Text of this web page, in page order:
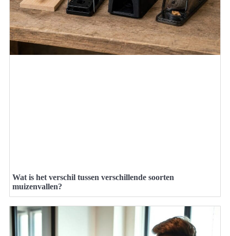
Wat is het verschil tussen verschillende soorten
muizenvallen?